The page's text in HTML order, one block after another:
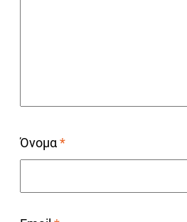
Όνομα*